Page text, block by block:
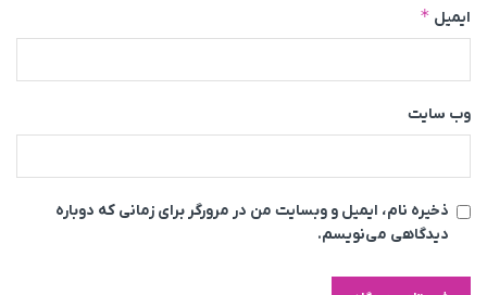
ایمیل *
وب‌ سایت
ذخیره نام، ایمیل و وبسایت من در مرورگر برای زمانی که دوباره
دیدگاهی می‌نویسم.